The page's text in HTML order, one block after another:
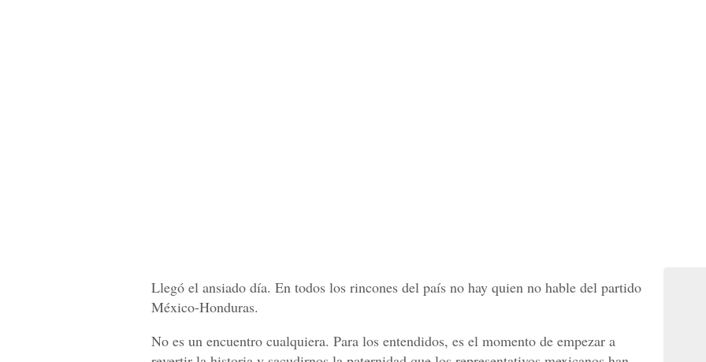
Llegó el ansiado día. En todos los rincones del país no hay quien no hable del partido
México-Honduras.
No es un encuentro cualquiera. Para los entendidos, es el momento de empezar a